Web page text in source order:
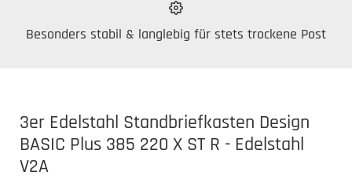
Besonders stabil & langlebig für stets trockene Post
3er Edelstahl Standbriefkasten Design
BASIC Plus 385 220 X ST R - Edelstahl
V2A